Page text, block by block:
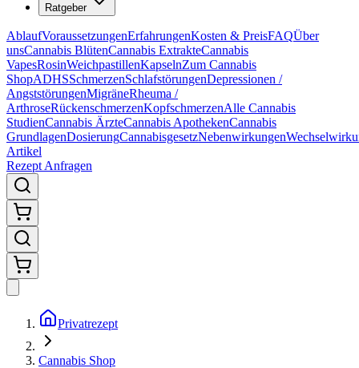
Ratgeber
AblaufVoraussetzungenErfahrungenKosten & PreisFAQÜber
unsCannabis BlütenCannabis ExtrakteCannabis
VapesRosinWeichpastillenKapselnZum Cannabis
ShopADHSSchmerzenSchlafstörungenDepressionen /
AngststörungenMigräneRheuma /
ArthroseRückenschmerzenKopfschmerzenAlle Cannabis
StudienCannabis ÄrzteCannabis ApothekenCannabis
GrundlagenDosierungCannabisgesetzNebenwirkungen
Artikel
Rezept Anfragen
Privatrezept
Cannabis Shop